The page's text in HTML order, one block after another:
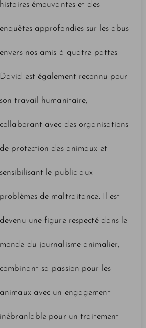
histoires émouvantes et des
enquêtes approfondies sur les abus
envers nos amis à quatre pattes.
David est également reconnu pour
son travail humanitaire,
collaborant avec des organisations
de protection des animaux et
sensibilisant le public aux
problèmes de maltraitance. Il est
devenu une figure respecté dans le
monde du journalisme animalier,
combinant sa passion pour les
animaux avec un engagement
inébranlable pour un traitement